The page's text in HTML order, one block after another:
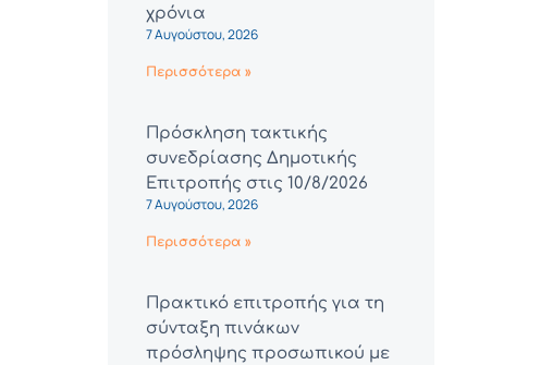
χρόνια
7 Αυγούστου, 2026
Περισσότερα »
Πρόσκληση τακτικής
συνεδρίασης Δημοτικής
Επιτροπής στις 10/8/2026
7 Αυγούστου, 2026
Περισσότερα »
Πρακτικό επιτροπής για τη
σύνταξη πινάκων
πρόσληψης προσωπικού με